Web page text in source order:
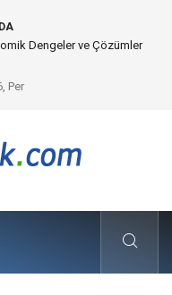
ve Dijital Altyapıda
Per